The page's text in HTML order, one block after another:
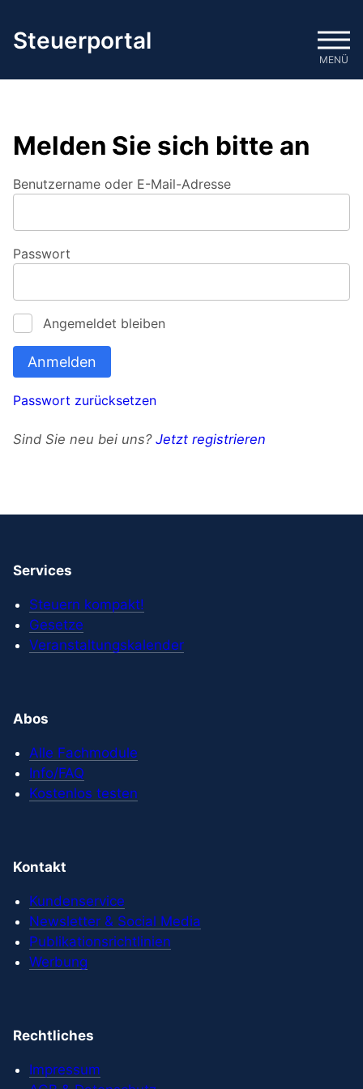
Inhalt
springen
Steuerportal
MENÜ
Melden Sie sich bitte an
Benutzername oder E-Mail-Adresse
Passwort
Angemeldet bleiben
Passwort zurücksetzen
Sind Sie neu bei uns? Jetzt registrieren
Services
Steuern kompakt!
Gesetze
Veranstaltungskalender
Abos
Alle Fachmodule
Info/FAQ
Kostenlos testen
Kontakt
Kundenservice
Newsletter & Social Media
Publikationsrichtlinien
Werbung
Rechtliches
Impressum